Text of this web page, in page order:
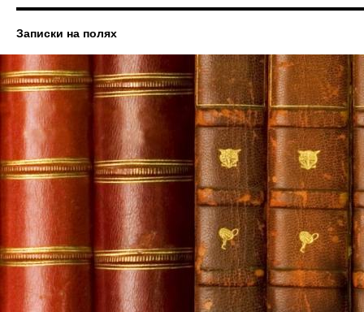
Записки на полях